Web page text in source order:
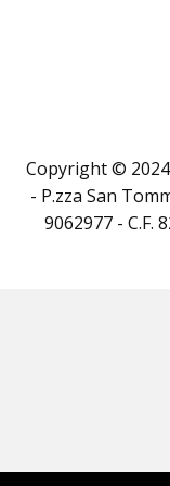
Copyright ©
- P.zza San
9062977 - C.F.